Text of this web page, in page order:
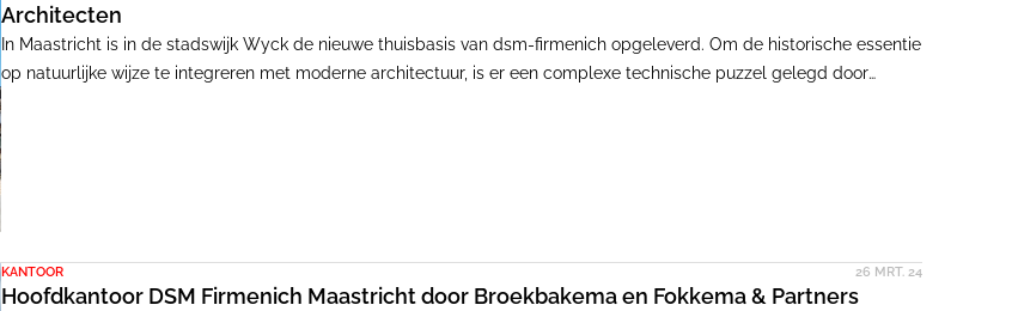
Architecten
In Maastricht is in de stadswijk Wyck de nieuwe thuisbasis van dsm-firmenich opgeleverd. Om de historische essentie
op natuurlijke wijze te integreren met moderne architectuur, is er een complexe technische puzzel gelegd door
KANTOOR 26 MRT. 24
Hoofdkantoor DSM Firmenich Maastricht door Broekbakema en Fokkema & Partners